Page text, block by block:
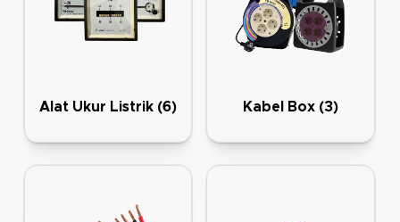
Alat Ukur Listrik (6) Kabel Box (3)